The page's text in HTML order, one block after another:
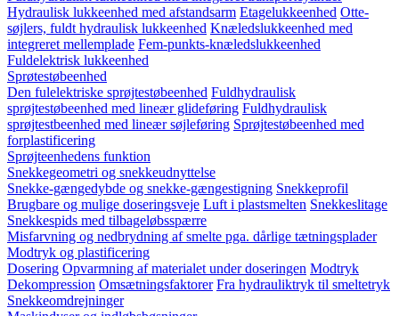
Hydraulisk lukkeenhed med afstandsarm Etagelukkeenhed Otte-
søjlers, fuldt hydraulisk lukkeenhed Knæledslukkeenhed med
integreret mellemplade Fem-punkts-knæledslukkeenhed
Fuldelektrisk lukkeenhed
Sprøtestøbeenhed
Den fulelektriske sprøjtestøbeenhed Fuldhydraulisk
sprøjtestøbeenhed med lineær glideføring Fuldhydraulisk
sprøjtestbeenhed med lineær søjleføring Sprøjtestøbeenhed med
forplastificering
Sprøjteenhedens funktion
Snekkegeometri og snekkeudnyttelse
Snekke-gængedybde og snekke-gængestigning Snekkeprofil
Brugbare og mulige doseringsveje Luft i plastsmelten Snekkeslitage
Snekkespids med tilbageløbsspærre
Misfarvning og nedbrydning af smelte pga. dårlige tætningsplader
Modtryk og plastificering
Dosering Opvarmning af materialet under doseringen Modtryk
Dekompression Omsætningsfaktorer Fra hydrauliktryk til smeltetryk
Snekkeomdrejninger